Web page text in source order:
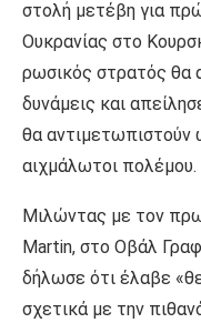
στολή μετέβη για
Ουκρανίας στο
ρωσικός στρατός θα
δυνάμεις και
θα αντιμετωπιστούν
αιχμάλωτοι πολέμου.
Μιλώντας με τον
Martin, στο Οβάλ
δήλωσε ότι έλαβε
σχετικά με την